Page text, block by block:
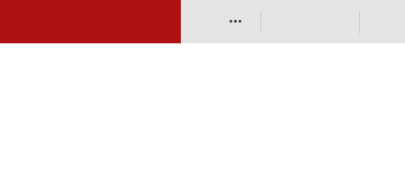
•••